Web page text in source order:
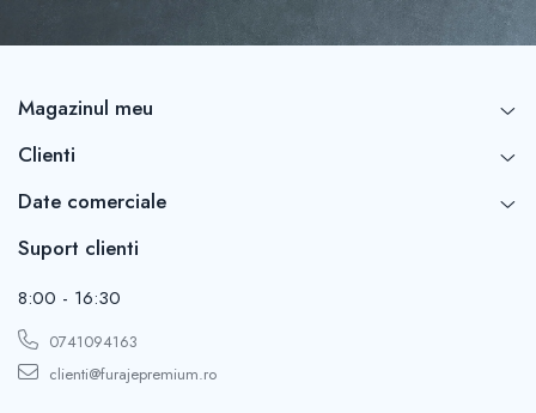
Magazinul meu
Clienti
Date comerciale
Suport clienti
8:00 - 16:30
0741094163
clienti@furajepremium.ro